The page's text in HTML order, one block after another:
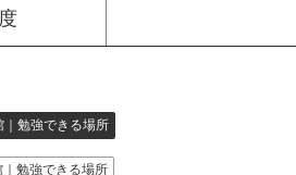
｜勉強できる場所
勉強できる場所